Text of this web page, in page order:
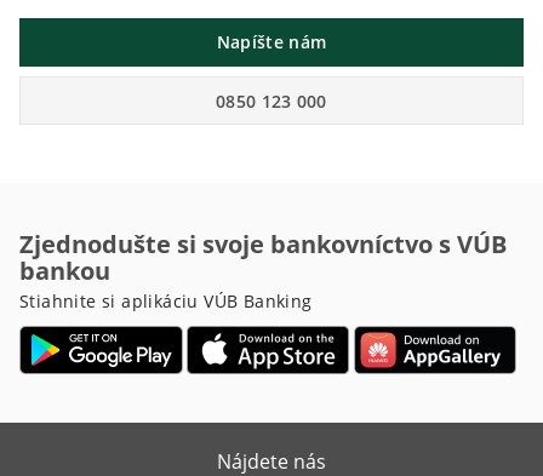
Napíšte nám
0850 123 000
Zjednodušte si svoje bankovníctvo s VÚB
bankou
Stiahnite si aplikáciu VÚB Banking
Nájdete nás